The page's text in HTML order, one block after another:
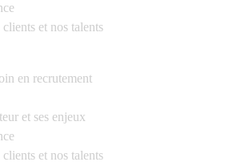
et nos talents
en recrutement
et ses enjeux
et nos talents